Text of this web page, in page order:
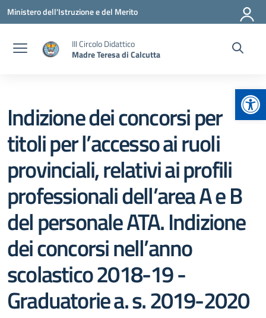
Vai ai contenuti
Vai al menu di navigazione
Vai al footer
Ministero dell'Istruzione e del Merito
III Circolo Didattico
Madre Teresa di Calcutta
Indizione dei concorsi per
titoli per l’accesso ai ruoli
provinciali, relativi ai profili
professionali dell’area A e B
del personale ATA. Indizione
dei concorsi nell’anno
scolastico 2018-19 -
Graduatorie a. s. 2019-2020